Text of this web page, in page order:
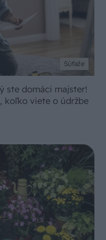
Súťaže
ste domáci majster!
koľko viete o údržbe